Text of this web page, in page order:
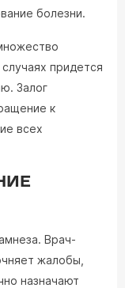
болезни.
придется
Залог
к
всех
Врач-
жалобы,
назначают